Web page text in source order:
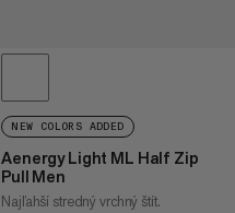
NEW COLORS ADDED
Aenergy Light ML Half Zip
Pull Men
Najľahší stredný vrchný štít.